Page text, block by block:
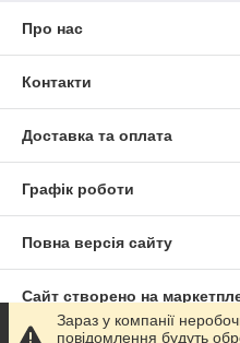
Про нас
Контакти
Доставка та оплата
Графік роботи
Повна версія сайту
Сайт створено на
Зараз у компанії
повідомлення будуть